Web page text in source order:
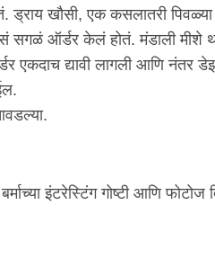
खौसी, एक कसलातरी पिवळ्या
ऑर्डर केलं होतं. मंडाली मीशे
एकदाच द्यावी लागली आणि नंतर
इंटरेस्टिंग गोष्टी आणि फोटोज